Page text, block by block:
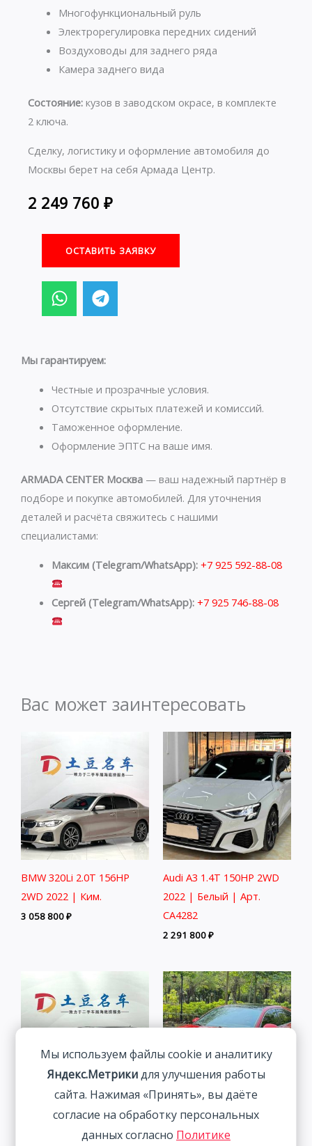
Многофункциональный руль
Электрорегулировка передних сидений
Воздуховоды для заднего ряда
Камера заднего вида
Состояние: кузов в заводском окрасе, в комплекте
2 ключа.
Сделку, логистику и оформление автомобиля до
Москвы берет на себя Армада Центр.
2 249 760 ₽
ОСТАВИТЬ ЗАЯВКУ
W
h
a
s
p
p
T
e
l
g
a
m
Мы гарантируем:
Честные и прозрачные условия.
Отсутствие скрытых платежей и комиссий.
Таможенное оформление.
Оформление ЭПТС на ваше имя.
ARMADA CENTER Москва — ваш надежный партнёр в
подборе и покупке автомобилей. Для уточнения
деталей и расчёта свяжитесь с нашими
специалистами:
Максим (Telegram/WhatsApp): +7 925 592-88-08
Сергей (Telegram/WhatsApp): +7 925 746-88-08
Вас может заинтересовать
BMW 320Li 2.0T 156HP
2WD 2022 | Ким.
3 058 800₽
Audi A3 1.4T 150HP 2WD
2022 | Белый | Арт.
CA4282
2 291 800₽
Skoda Kamiq 1.5L 112HP
Volkswagen Lamando 1.4T
150HP 2WD 2023 |
Мы используем файлы cookie и аналитику
Яндекс.Метрикидля улучшения работы
сайта. Нажимая «Принять», вы даёте
согласие на обработку персональных
данных согласно Политике